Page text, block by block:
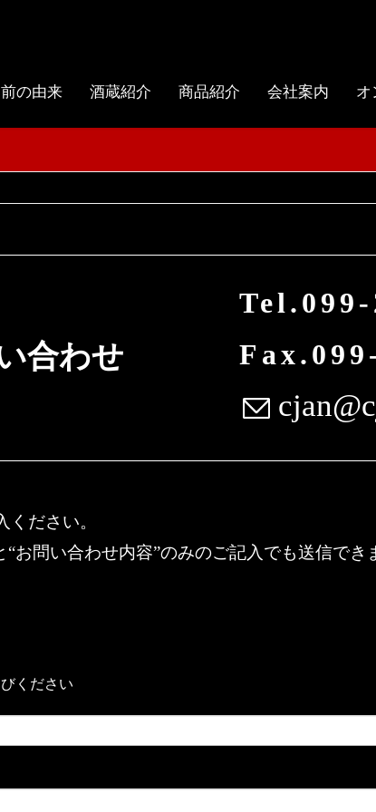
の由来 酒蔵紹介 商品紹介 会社案内 オ
合わせ
ださい。
お問い合わせ内容”のみのご記入でも送信でき
ください